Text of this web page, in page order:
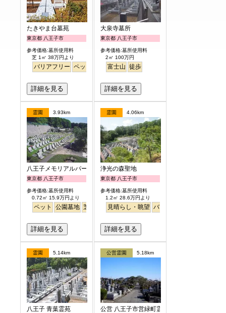
たきやま台墓苑
東京都 八王子市
参考価格:墓所使用料
芝 1㎡ 38万円より
バリアフリー ペット
詳細を見る
大泉寺墓所
東京都 八王子市
参考価格:墓所使用料
2㎡ 100万円
富士山 徒歩
詳細を見る
霊園 3.93km
八王子メモリアルパーク
東京都 八王子市
参考価格:墓所使用料
0.72㎡ 15.9万円より
ペット 公園墓地 芝生
詳細を見る
霊園 4.06km
浄光の森聖地
東京都 八王子市
参考価格:墓所使用料
1.2㎡ 28.6万円より
見晴らし・眺望 バリアフリー
詳細を見る
霊園 5.14km
八王子 青葉霊苑
公営霊園 5.18km
公営 八王子市営緑町霊園